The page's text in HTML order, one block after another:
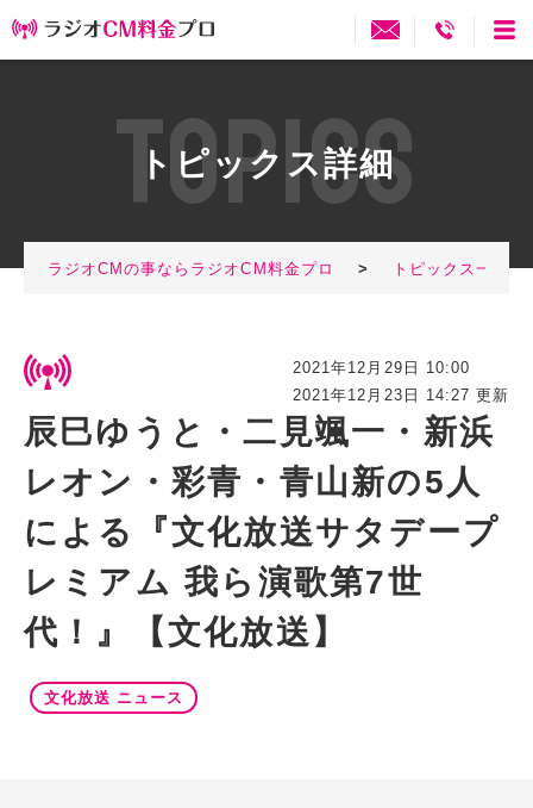
TOPICS
トピックス詳細
ラジオCMの事ならラジオCM料金プロ > トピックス一覧
辰巳ゆうと・二見颯一・新浜
レオン・彩青・青山新の5人
による『文化放送サタデープ
レミアム 我ら演歌第7世
代！』【文化放送】
文化放送 ニュース
2021年12月29日 10:00
2021年12月23日 14:27 更新